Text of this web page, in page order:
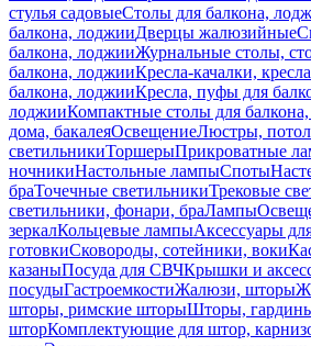
стулья садовыеСтолы для балкона,
балкона, лоджииДверцы жалюзийные
балкона, лоджииЖурнальные столы,
балкона, лоджииКресла-качалки,
балкона, лоджииКресла, пуфы для
лоджииКомпактные столы для
дома, бакалеяОсвещениеЛюстры,
светильникиТоршерыПрикроватные
ночникиНастольные лампыСпоты
браТочечные светильникиТрековые
светильники, фонари, браЛампы
зеркалКольцевые лампыАксессуары
готовкиСковороды, сотейники, воки
казаныПосуда для СВЧКрышки и
посудыГастроемкостиЖалюзи, шторы
шторы, римские шторыШторы,
шторКомплектующие для штор,